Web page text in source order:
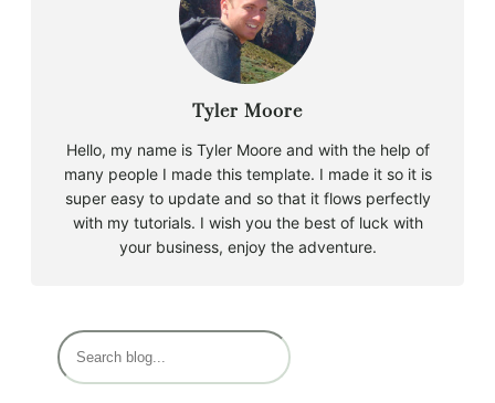
Tyler Moore
Hello, my name is Tyler Moore and with the help of
many people I made this template. I made it so it is
super easy to update and so that it flows perfectly
with my tutorials. I wish you the best of luck with
your business, enjoy the adventure.
B
u